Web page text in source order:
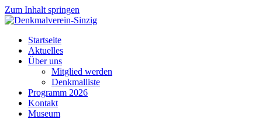
Zum Inhalt springen
Startseite
Aktuelles
Über uns
Mitglied werden
Denkmalliste
Programm 2026
Kontakt
Museum